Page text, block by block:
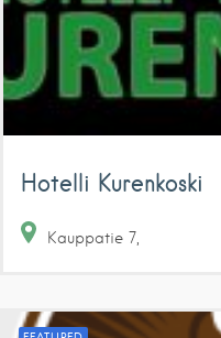
Hotelli Kurenkoski
Kauppatie 7